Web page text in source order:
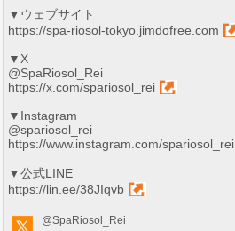
▼ウェブサイト
https://spa-riosol-tokyo.jimdofree.com
▼X
@SpaRiosol_Rei
https://x.com/spariosol_rei
▼Instagram
@spariosol_rei
https://www.instagram.com/spariosol_rei
▼公式LINE
https://lin.ee/38JIqvb
@SpaRiosol_Rei